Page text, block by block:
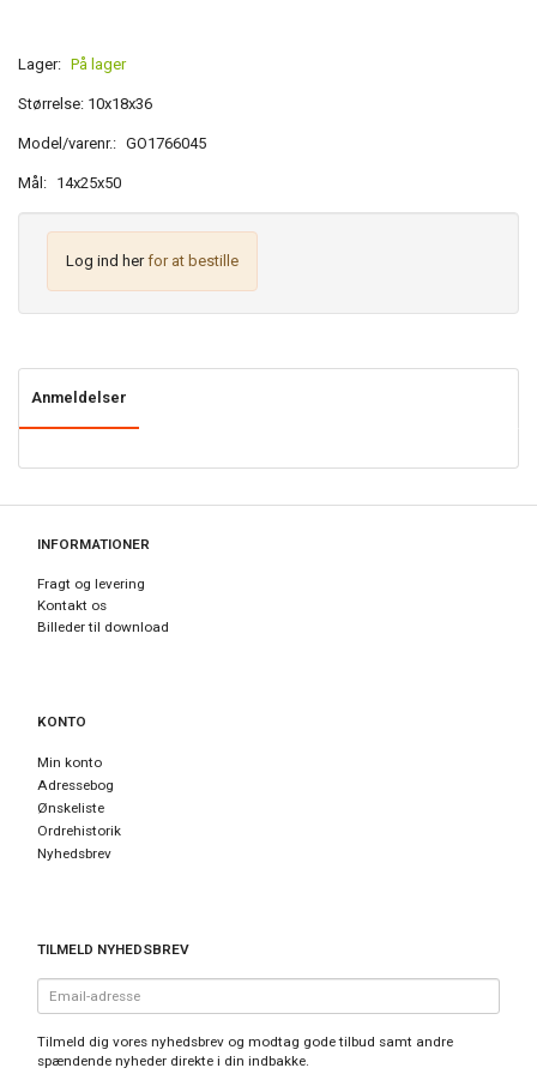
Lager: På lager
Størrelse: 10x18x36
Model/varenr.: GO1766045
Mål: 14x25x50
Log ind herfor at bestille
Anmeldelser
INFORMATIONER
Fragt og levering
Kontakt os
Billeder til download
KONTO
Min konto
Adressebog
Ønskeliste
Ordrehistorik
Nyhedsbrev
TILMELD NYHEDSBREV
adresse
Tilmeld dig vores nyhedsbrev og modtag gode tilbud samt andre
spændende nyheder direkte i din indbakke.